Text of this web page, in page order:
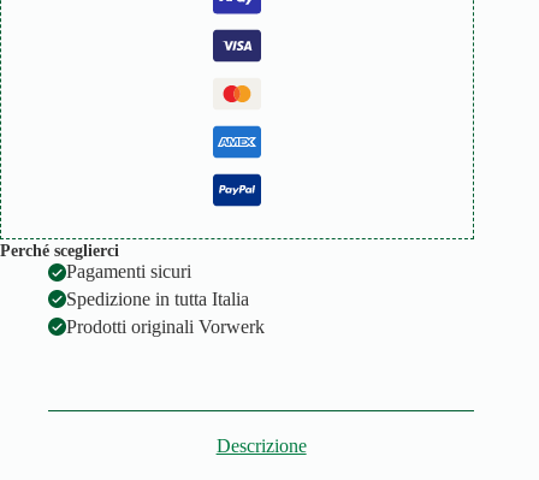
Perché sceglierci
Pagamenti sicuri
Spedizione in tutta Italia
Prodotti originali Vorwerk
Descrizione